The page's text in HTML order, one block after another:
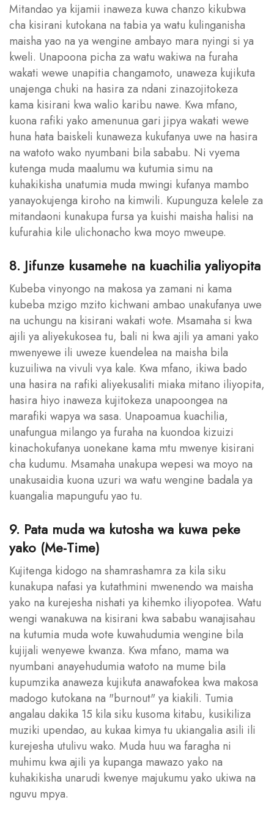
Mitandao ya kijamii inaweza kuwa chanzo kikubwa
cha kisirani kutokana na tabia ya watu kulinganisha
maisha yao na ya wengine ambayo mara nyingi si ya
kweli. Unapoona picha za watu wakiwa na furaha
wakati wewe unapitia changamoto, unaweza kujikuta
unajenga chuki na hasira za ndani zinazojitokeza
kama kisirani kwa walio karibu nawe. Kwa mfano,
kuona rafiki yako amenunua gari jipya wakati wewe
huna hata baiskeli kunaweza kukufanya uwe na hasira
na watoto wako nyumbani bila sababu. Ni vyema
kutenga muda maalumu wa kutumia simu na
kuhakikisha unatumia muda mwingi kufanya mambo
yanayokujenga kiroho na kimwili. Kupunguza kelele za
mitandaoni kunakupa fursa ya kuishi maisha halisi na
kufurahia kile ulichonacho kwa moyo mweupe.
8. Jifunze kusamehe na kuachilia yaliyopita
Kubeba vinyongo na makosa ya zamani ni kama
kubeba mzigo mzito kichwani ambao unakufanya uwe
na uchungu na kisirani wakati wote. Msamaha si kwa
ajili ya aliyekukosea tu, bali ni kwa ajili ya amani yako
mwenyewe ili uweze kuendelea na maisha bila
kuzuiliwa na vivuli vya kale. Kwa mfano, ikiwa bado
una hasira na rafiki aliyekusaliti miaka mitano iliyopita,
hasira hiyo inaweza kujitokeza unapoongea na
marafiki wapya wa sasa. Unapoamua kuachilia,
unafungua milango ya furaha na kuondoa kizuizi
kinachokufanya uonekane kama mtu mwenye kisirani
cha kudumu. Msamaha unakupa wepesi wa moyo na
unakusaidia kuona uzuri wa watu wengine badala ya
kuangalia mapungufu yao tu.
9. Pata muda wa kutosha wa kuwa peke
yako (Me-Time)
Kujitenga kidogo na shamrashamra za kila siku
kunakupa nafasi ya kutathmini mwenendo wa maisha
yako na kurejesha nishati ya kihemko iliyopotea. Watu
wengi wanakuwa na kisirani kwa sababu wanajisahau
na kutumia muda wote kuwahudumia wengine bila
kujijali wenyewe kwanza. Kwa mfano, mama wa
nyumbani anayehudumia watoto na mume bila
kupumzika anaweza kujikuta anawafokea kwa makosa
madogo kutokana na "burnout" ya kiakili. Tumia
angalau dakika 15 kila siku kusoma kitabu, kusikiliza
muziki upendao, au kukaa kimya tu ukiangalia asili ili
kurejesha utulivu wako. Muda huu wa faragha ni
muhimu kwa ajili ya kupanga mawazo yako na
kuhakikisha unarudi kwenye majukumu yako ukiwa na
nguvu mpya.